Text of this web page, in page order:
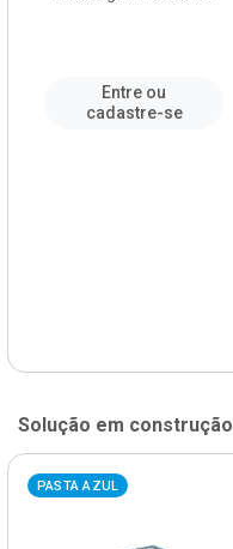
Entre ou
cadastre-se
Solução em construção
PASTA AZUL